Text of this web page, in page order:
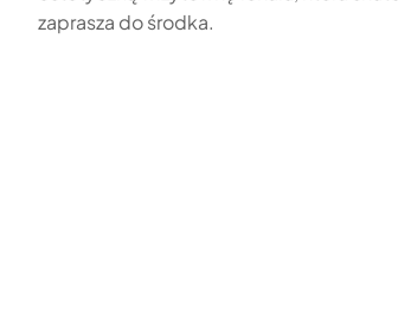
zaprasza do środka.